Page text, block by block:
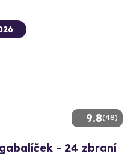
9.8(48)
- 24 zbraní